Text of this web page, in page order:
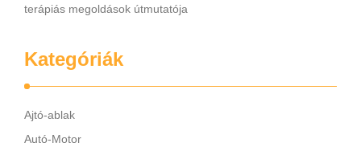
terápiás megoldások útmutatója
Kategóriák
Ajtó-ablak
Autó-Motor